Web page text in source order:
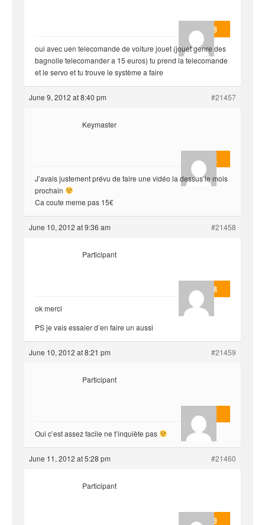
valmo2279
oui avec uen telecomande de voiture jouet (jouet genre des
bagnolle telecomander a 15 euros) tu prend la telecomande
et le servo et tu trouve le système a faire
June 9, 2012 at 8:40 pm #21457
Masterjoa
Keymaster
J’avais justement prévu de faire une vidéo la dessus le mois
prochain
Ca coute meme pas 15€
June 10, 2012 at 9:36 am #21458
LeDemineur
Participant
ok merci
PS je vais essaier d’en faire un aussi
June 10, 2012 at 8:21 pm #21459
AnlonEvil.
Participant
Oui c’est assez facile ne t’inquiète pas
June 11, 2012 at 5:28 pm #21460
valmo2279
Participant